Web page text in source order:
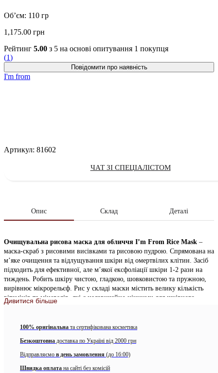
Об’єм: 110 гр
1,175.00 грн
Рейтинг 5.00 з 5 на основі опитування 1 покупця
(1)
I'm from
Артикул: 81602
ЧАТ ЗІ СПЕЦІАЛІСТОМ
Опис Склад Деталі
Очищувальна рисова маска для обличчя I’m From Rice Mask –
маска-скраб з рисовими висівками та рисовою пудрою. Спрямована на
м’яке очищення та відлущування шкіри від омертвілих клітин. Засіб
підходить для ефективної, але м’якої ексфоліації шкіри 1-2 рази на
тиждень. Робить шкіру чистою, гладкою, шовковистою та пружною,
вирівнює мікрорельєф. Рис у складі маски містить велику кількість
вітамінів та мінералів, які є надзвичайно цінними для шкірного
покриву. Це насамперед і вітамін С та Е, тіамін, рибофлавін, інозит та
стимулюють ріст та оновлення клітин, уповільнюють старіння та
вкрапленнями рисового лушпиння, моментально насичує і пом’якшує
шкіру, робить її ніжною, шовковистою та пружною.
Особливості:
Дивитися більше
100% оригінальна та сертифікована косметика
Безкоштовна доставка по Україні від 2000 грн
Відправляємо в день замовлення (до 16:00)
Швидка оплата на сайті без комісій